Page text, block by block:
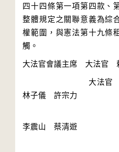
四十四條第一項第四款、
整體規定之關聯意義為綜
權範圍，與憲法第十九條
大法官　謝在
林錫堯　
黃茂榮　